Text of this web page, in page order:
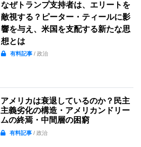
なぜトランプ支持者は、エリートを
敵視する？ピーター・ティールに影
響を与え、米国を支配する新たな思
想とは
有料記事 / 政治
アメリカは衰退しているのか？民主
主義劣化の構造・アメリカンドリー
ムの終焉・中間層の困窮
有料記事/ 政治